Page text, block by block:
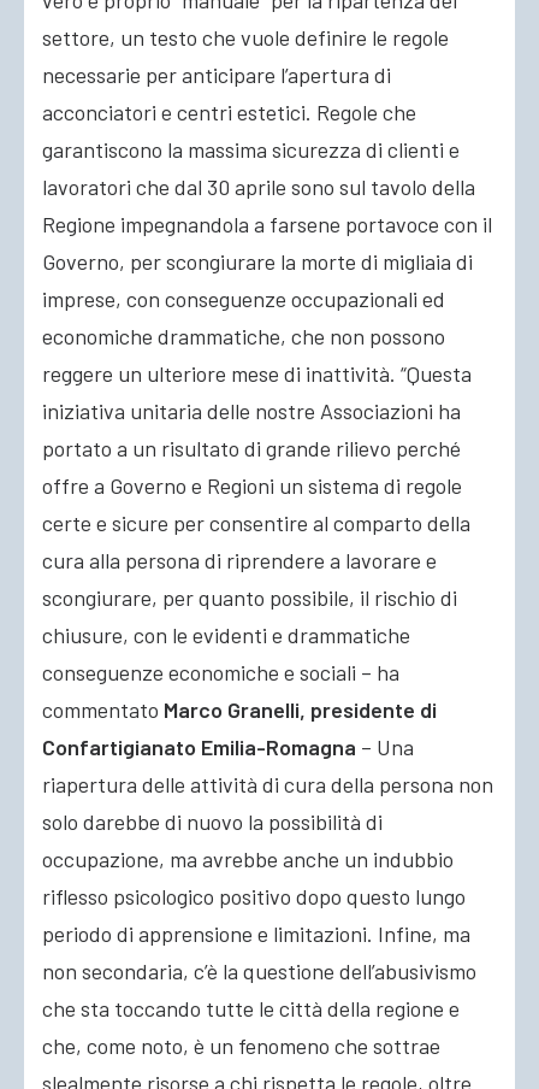
settore, un testo che vuole definire le regole
necessarie per anticipare l’apertura di
acconciatori e centri estetici. Regole che
garantiscono la massima sicurezza di clienti e
lavoratori che dal 30 aprile sono sul tavolo della
Regione impegnandola a farsene portavoce con il
Governo, per scongiurare la morte di migliaia di
imprese, con conseguenze occupazionali ed
economiche drammatiche, che non possono
reggere un ulteriore mese di inattività. “Questa
iniziativa unitaria delle nostre Associazioni ha
portato a un risultato di grande rilievo perché
offre a Governo e Regioni un sistema di regole
certe e sicure per consentire al comparto della
cura alla persona di riprendere a lavorare e
scongiurare, per quanto possibile, il rischio di
chiusure, con le evidenti e drammatiche
conseguenze economiche e sociali – ha
commentato Marco Granelli, presidente di
Confartigianato Emilia-Romagna – Una
riapertura delle attività di cura della persona non
solo darebbe di nuovo la possibilità di
occupazione, ma avrebbe anche un indubbio
riflesso psicologico positivo dopo questo lungo
periodo di apprensione e limitazioni. Infine, ma
non secondaria, c’è la questione dell’abusivismo
che sta toccando tutte le città della regione e
che, come noto, è un fenomeno che sottrae
slealmente risorse a chi rispetta le regole, oltre